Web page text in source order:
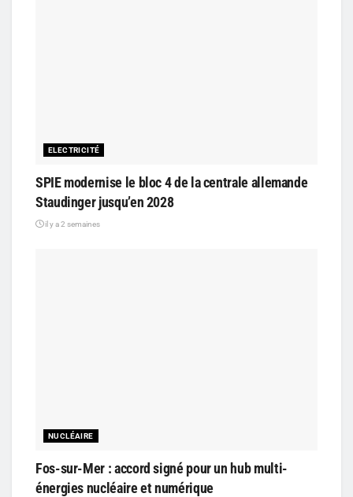
ELECTRICITÉ
SPIE modernise le bloc 4 de la centrale allemande
Staudinger jusqu’en 2028
il y a 2 semaines
NUCLÉAIRE
Fos-sur-Mer : accord signé pour un hub multi-
énergies nucléaire et numérique